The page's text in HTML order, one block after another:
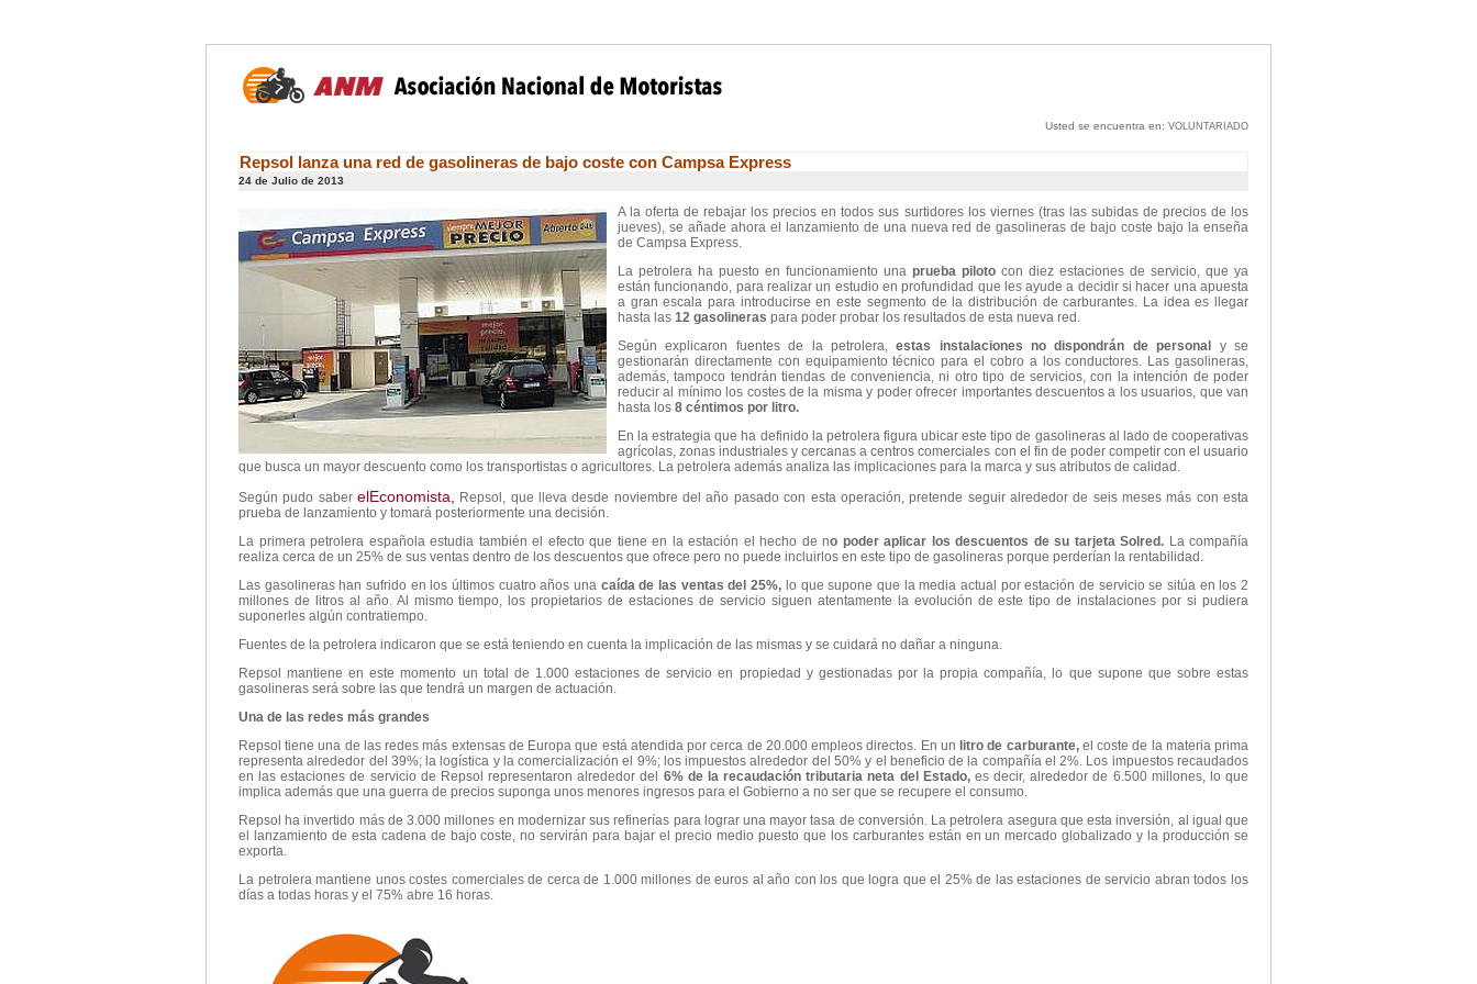
Usted se encuentra en: VOLUNTARIADO
Repsol lanza una red de gasolineras de bajo coste con Campsa Express
24 de Julio de 2013
A la oferta de rebajar los precios en todos sus surtidores los viernes (tras las subidas de precios de los
jueves), se añade ahora el lanzamiento de una nueva red de gasolineras de bajo coste bajo la enseña
de Campsa Express.
La petrolera ha puesto en funcionamiento una prueba piloto con diez estaciones de servicio, que ya
están funcionando, para realizar un estudio en profundidad que les ayude a decidir si hacer una apuesta
a gran escala para introducirse en este segmento de la distribución de carburantes. La idea es llegar
hasta las 12 gasolineras para poder probar los resultados de esta nueva red.
Según explicaron fuentes de la petrolera,estas instalaciones no dispondrán de personal y se
gestionarán directamente con equipamiento técnico para el cobro a los conductores. Las gasolineras,
además, tampoco tendrán tiendas de conveniencia, ni otro tipo de servicios, con la intención de poder
reducir al mínimo los costes de la misma y poder ofrecer importantes descuentos a los usuarios, que van
hasta los 8 céntimos por litro.
En la estrategia que ha definido la petrolera figura ubicar este tipo de gasolineras al lado de cooperativas
agrícolas, zonas industriales y cercanas a centros comerciales con el fin de poder competir con el usuario
que busca un mayor descuento como los transportistas o agricultores. La petrolera además analiza las implicaciones para la marca y sus atributos de calidad.
Según pudo saberelEconomista,
Repsol, que lleva desde noviembre del año pasado con esta operación, pretende seguir alrededor de seis meses más con esta
prueba de lanzamiento y tomará posteriormente una decisión.
La primera petrolera española estudia también el efecto que tiene en la estación el hecho de no poder aplicar los descuentos de su tarjeta Solred. La compañía
realiza cerca de un 25% de sus ventas dentro de los descuentos que ofrece pero no puede incluirlos en este tipo de gasolineras porque perderían la rentabilidad.
Las gasolineras han sufrido en los últimos cuatro años una caída de las ventas del 25%, lo que supone que la media actual por estación de servicio se sitúa en los 2
millones de litros al año. Al mismo tiempo, los propietarios de estaciones de servicio siguen atentamente la evolución de este tipo de instalaciones por si pudiera
suponerles algún contratiempo.
Fuentes de la petrolera indicaron que se está teniendo en cuenta la implicación de las mismas y se cuidará no dañar a ninguna.
Repsol mantiene en este momento un total de 1.000 estaciones de servicio en propiedad y gestionadas por la propia compañía, lo que supone que sobre estas
gasolineras será sobre las que tendrá un margen de actuación.
Una de las redes más grandes
Repsol tiene una de las redes más extensas de Europa que está atendida por cerca de 20.000 empleos directos. En un litro de carburante, el coste de la materia prima
representa alrededor del 39%; la logística y la comercialización el 9%; los impuestos alrededor del 50% y el beneficio de la compañía el 2%. Los impuestos recaudados
en las estaciones de servicio de Repsol representaron alrededor del 6% de la recaudación tributaria neta del Estado,es decir, alrededor de 6.500 millones, lo que
implica además que una guerra de precios suponga unos menores ingresos para el Gobierno a no ser que se recupere el consumo.
Repsol ha invertido más de 3.000 millones en modernizar sus refinerías para lograr una mayor tasa de conversión. La petrolera asegura que esta inversión, al igual que
el lanzamiento de esta cadena de bajo coste, no servirán para bajar el precio medio puesto que los carburantes están en un mercado globalizado y la producción se
exporta.
La petrolera mantiene unos costes comerciales de cerca de 1.000 millones de euros al año con los que logra que el 25% de las estaciones de servicio abran todos los
días a todas horas y el 75% abre 16 horas.